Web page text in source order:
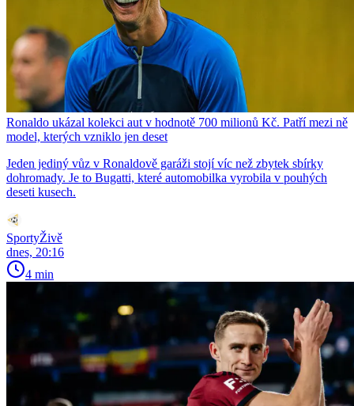
Ronaldo ukázal kolekci aut v hodnotě 700 milionů Kč. Patří mezi ně
model, kterých vzniklo jen deset
Jeden jediný vůz v Ronaldově garáži stojí víc než zbytek sbírky
dohromady. Je to Bugatti, které automobilka vyrobila v pouhých
deseti kusech.
SportyŽivě
dnes, 20:16
4 min